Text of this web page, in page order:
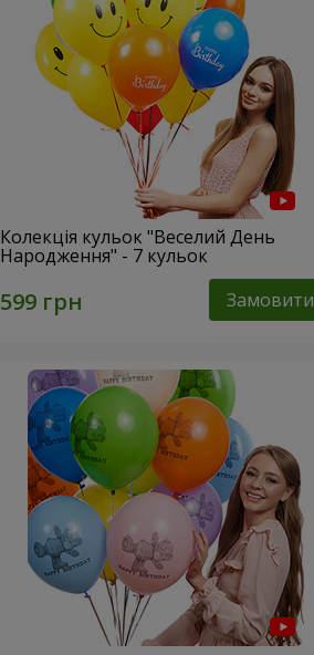
Колекція кульок "Веселий День
Народження" - 7 кульок
Замовити